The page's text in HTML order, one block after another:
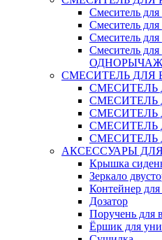
Смеситель
Смеситель
Смеситель
Смеситель
СМЕСИТЕЛЬ ДЛЯ
СМЕСИТЕЛЬ
СМЕСИТЕЛЬ
СМЕСИТЕЛЬ
СМЕСИТЕЛЬ
СМЕСИТЕЛЬ
АКСЕССУАРЫ
Крышка
Зеркало
Контейнер для
Дозатор
Поручень для
Ёршик для